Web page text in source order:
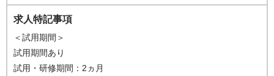
求人特記事項
＜試用期間＞
試用期間あり
試用・研修期間：2ヵ月